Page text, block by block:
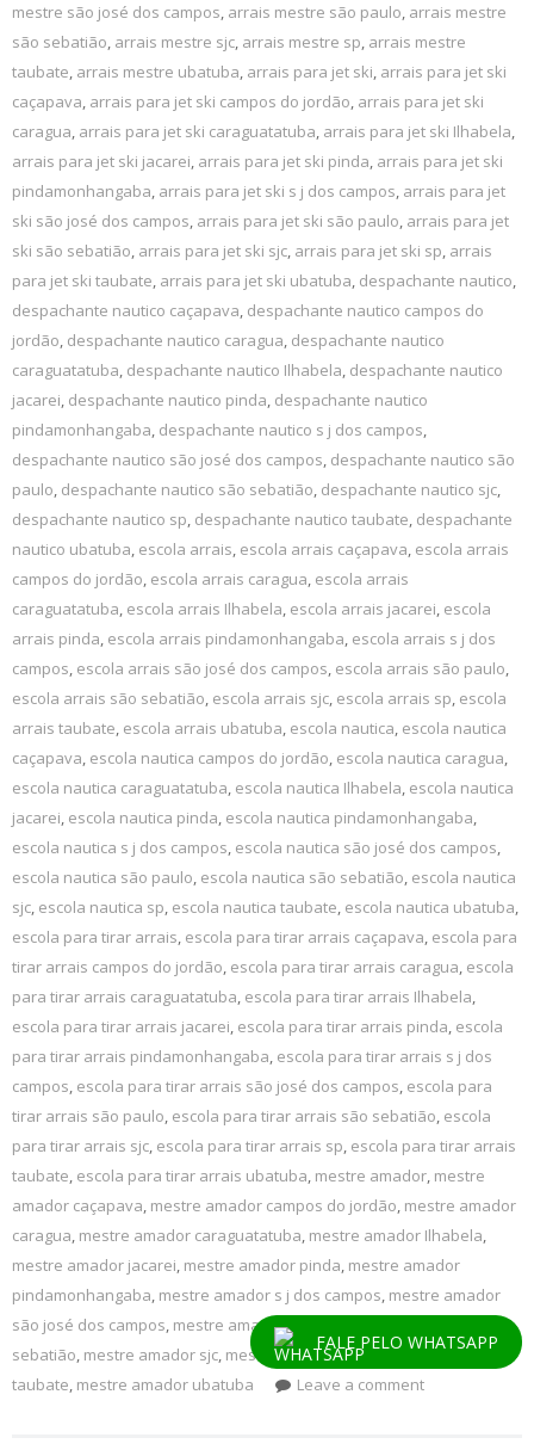
FALE PELO WHATSAPP
mestre são josé dos campos, arrais mestre são paulo, arrais mestre
são sebatião, arrais mestre sjc, arrais mestre sp, arrais mestre
taubate, arrais mestre ubatuba, arrais para jet ski, arrais para jet ski
caçapava, arrais para jet ski campos do jordão, arrais para jet ski
caragua, arrais para jet ski caraguatatuba, arrais para jet ski Ilhabela,
arrais para jet ski jacarei, arrais para jet ski pinda, arrais para jet ski
pindamonhangaba, arrais para jet ski s j dos campos, arrais para jet
ski são josé dos campos, arrais para jet ski são paulo, arrais para jet
ski são sebatião, arrais para jet ski sjc, arrais para jet ski sp, arrais
para jet ski taubate, arrais para jet ski ubatuba, despachante nautico,
despachante nautico caçapava, despachante nautico campos do
jordão, despachante nautico caragua, despachante nautico
caraguatatuba, despachante nautico Ilhabela, despachante nautico
jacarei, despachante nautico pinda, despachante nautico
pindamonhangaba, despachante nautico s j dos campos,
despachante nautico são josé dos campos, despachante nautico são
paulo, despachante nautico são sebatião, despachante nautico sjc,
despachante nautico sp, despachante nautico taubate, despachante
nautico ubatuba, escola arrais, escola arrais caçapava, escola arrais
campos do jordão, escola arrais caragua, escola arrais
caraguatatuba, escola arrais Ilhabela, escola arrais jacarei, escola
arrais pinda, escola arrais pindamonhangaba, escola arrais s j dos
campos, escola arrais são josé dos campos, escola arrais são paulo,
escola arrais são sebatião, escola arrais sjc, escola arrais sp, escola
arrais taubate, escola arrais ubatuba, escola nautica, escola nautica
caçapava, escola nautica campos do jordão, escola nautica caragua,
escola nautica caraguatatuba, escola nautica Ilhabela, escola nautica
jacarei, escola nautica pinda, escola nautica pindamonhangaba,
escola nautica s j dos campos, escola nautica são josé dos campos,
escola nautica são paulo, escola nautica são sebatião, escola nautica
sjc, escola nautica sp, escola nautica taubate, escola nautica ubatuba,
escola para tirar arrais, escola para tirar arrais caçapava, escola para
tirar arrais campos do jordão, escola para tirar arrais caragua, escola
para tirar arrais caraguatatuba, escola para tirar arrais Ilhabela,
escola para tirar arrais jacarei, escola para tirar arrais pinda, escola
para tirar arrais pindamonhangaba, escola para tirar arrais s j dos
campos, escola para tirar arrais são josé dos campos, escola para
tirar arrais são paulo, escola para tirar arrais são sebatião, escola
para tirar arrais sjc, escola para tirar arrais sp, escola para tirar arrais
taubate, escola para tirar arrais ubatuba, mestre amador, mestre
amador caçapava, mestre amador campos do jordão, mestre amador
caragua, mestre amador caraguatatuba, mestre amador Ilhabela,
mestre amador jacarei, mestre amador pinda, mestre amador
pindamonhangaba, mestre amador s j dos campos, mestre amador
são josé dos campos, mestre amador são paulo
mestre amador são
sebatião, mestre amador sjc, mestre amador sp, mestre amador
taubate, mestre amador ubatuba Leave a comment